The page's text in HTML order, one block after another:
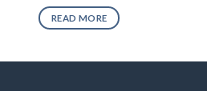
READ MORE